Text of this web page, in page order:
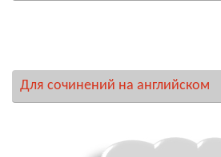
Для сочинений на английском